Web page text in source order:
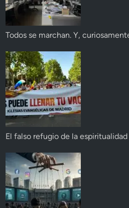
Todos se marchan. Y,
El falso refugio de la espiritualidad